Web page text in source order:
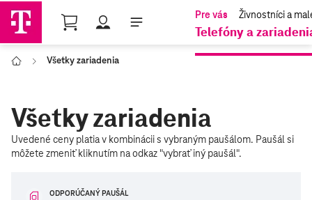
Shopping Cart
Telefóny a
Domov Všetky zariadenia
Všetky zariadenia
Uvedené ceny platia v kombinácii s vybraným paušálom. Paušál si
môžete zmeniť kliknutím na odkaz "vybrať iný paušál".
ODPORÚČANÝ PAUŠÁL
nájdete
tu